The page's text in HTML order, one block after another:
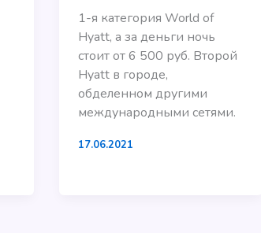
1-я категория World of
Hyatt, а за деньги ночь
стоит от 6 500 руб. Второй
Hyatt в городе,
обделенном другими
международными сетями.
17.06.2021